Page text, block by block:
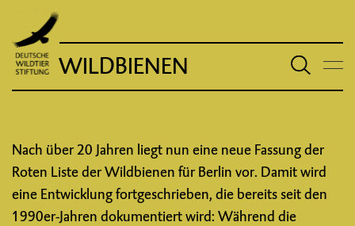
WILDBIENEN
Nach über 20 Jahren liegt nun eine neue Fassung der
Roten Liste der Wildbienen für Berlin vor. Damit wird
eine Entwicklung fortgeschrieben, die bereits seit den
1990er-Jahren dokumentiert wird: Während die